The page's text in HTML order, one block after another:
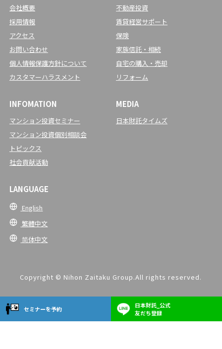
セミナーを予約
日本財託_公式
友だち登録
会社概要
採用情報
アクセス
お問い合わせ
個人情報保護方針について
カスタマーハラスメント
不動産投資
賃貸経営サポート
保険
家族信託・相続
自宅の購入・売却
リフォーム
INFOMATION
マンション投資セミナー
マンション投資個別相談会
トピックス
社会貢献活動
MEDIA
日本財託タイムズ
LANGUAGE
English
繁體中文
简体中文
Copyright © Nihon Zaitaku Group.All rights reserved.